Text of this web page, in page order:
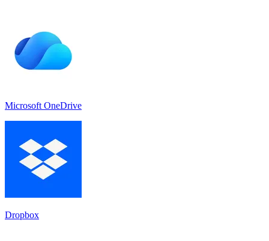
Microsoft OneDrive
Dropbox